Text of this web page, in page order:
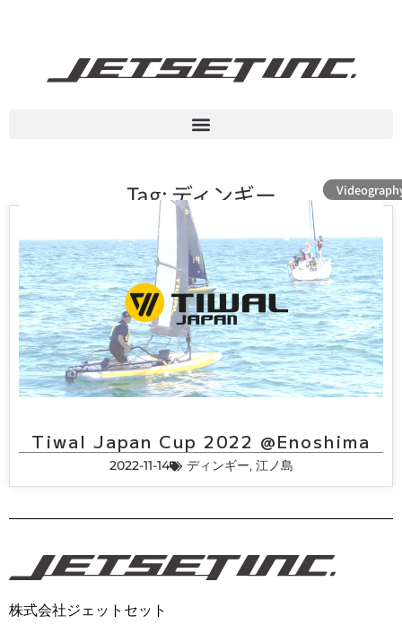
Tag: ディンギー
Tiwal Japan Cup 2022 @Enoshima
2022-11-14 ディンギー, 江ノ島
株式会社ジェットセット